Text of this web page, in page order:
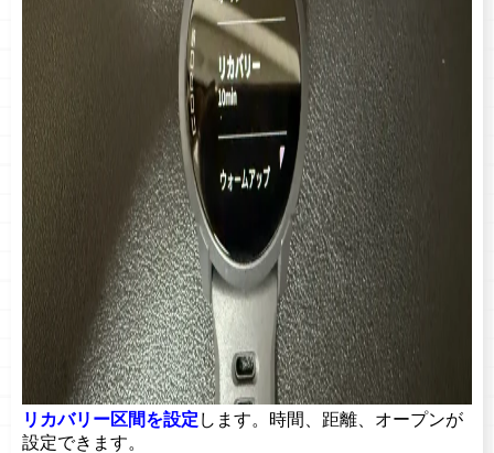
リカバリー区間を設定 します。時間、距離、オープンが
設定できます。